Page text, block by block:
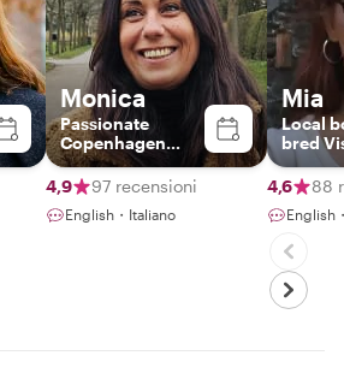
Monica
Passionate
Copenhagen
Guide – Discover
Food, Art &
Nature with a
Local
4,9 97 recensioni
English・Italiano
Mia
Local
bred
with
history
4,6 88
English